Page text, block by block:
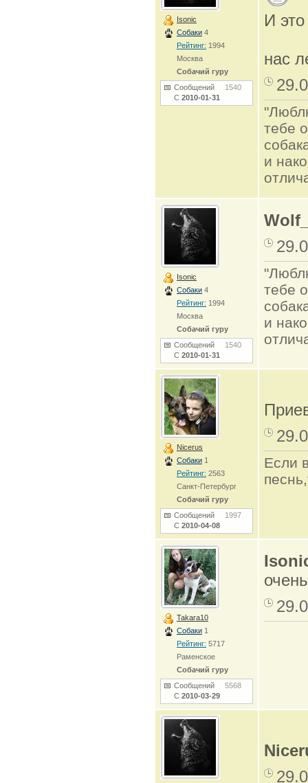
Isonic
Собаки 4
Рейтинг: 1994
Москва
Собачий гуру
Сообщений 1540
С 2010-01-31
И
нас
тебе
и
Isonic
Собаки 4
Рейтинг: 1994
Москва
Собачий гуру
Сообщений 1540
С 2010-01-31
тебе
и
Nicerus
Собаки 1
Рейтинг: 2563
Санкт-Петербург
Собачий гуру
Сообщений 1997
С 2010-04-08
Если
Takara10
Собаки 1
Рейтинг: 5717
Раменское
Собачий гуру
Сообщений 5568
С 2010-03-29